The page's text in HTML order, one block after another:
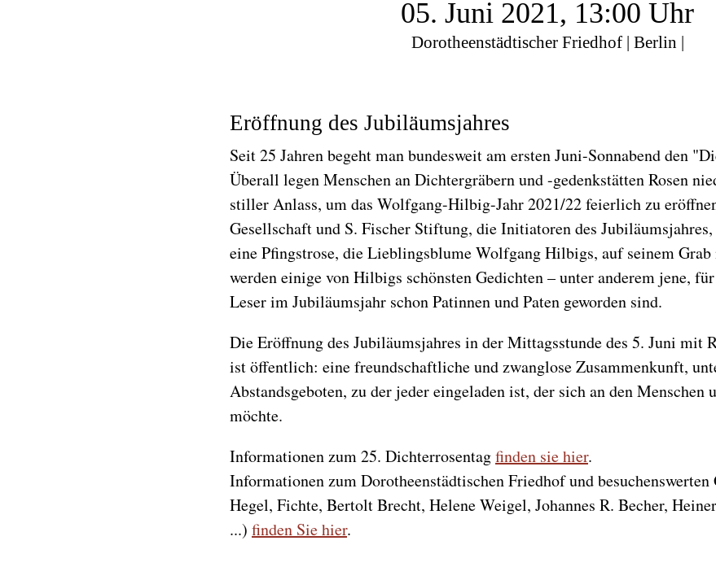
05. Juni 2021, 13:00 Uhr
Dorotheenstädtischer Friedhof | Berlin |
Eröffnung des Jubiläumsjahres
Seit 25 Jahren begeht man bundesweit am ersten Juni-Sonnabend den
Überall legen Menschen an Dichtergräbern und -gedenkstätten Rosen
stiller Anlass, um das Wolfgang-Hilbig-Jahr 2021/22 feierlich zu
Gesellschaft und S. Fischer Stiftung, die Initiatoren des
eine Pfingstrose, die Lieblingsblume Wolfgang Hilbigs, auf seinem Grab
werden einige von Hilbigs schönsten Gedichten – unter anderem jene,
Leser im Jubiläumsjahr schon Patinnen und Paten geworden sind.
Die Eröffnung des Jubiläumsjahres in der Mittagsstunde des 5. Juni mit
ist öffentlich: eine freundschaftliche und zwanglose Zusammenkunft,
Abstandsgeboten, zu der jeder eingeladen ist, der sich an den Menschen
möchte.
Informationen zum 25. Dichterrosentagfinden sie hier.
Informationen zum Dorotheenstädtischen Friedhof und besuchenswerten
Hegel, Fichte, Bertolt Brecht, Helene Weigel, Johannes R. Becher,
...) finden Sie hier.